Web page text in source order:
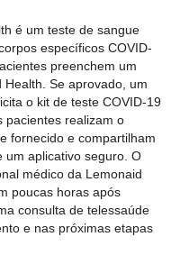
é um teste de sangue
específicos COVID-
preenchem um
Se aprovado, um
o kit de teste COVID-19
pacientes realizam o
fornecido e compartilham
um aplicativo seguro. O
médico da Lemonaid
poucas horas após
consulta de telessaúde
e nas próximas etapas